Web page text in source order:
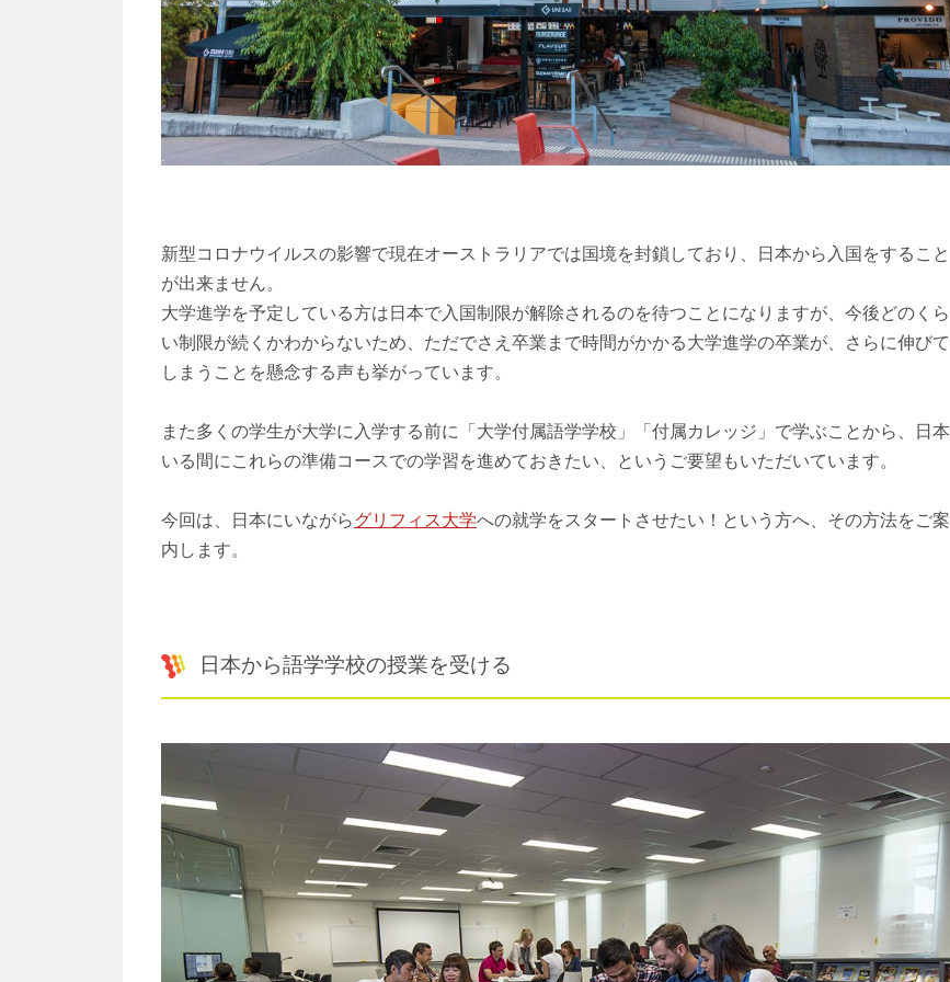
新型コロナウイルスの影響で現在オーストラリアでは国境を封鎖しており、日本から入国をすること
が出来ません。
大学進学を予定している方は日本で入国制限が解除されるのを待つことになりますが、今後どのくら
い制限が続くかわからないため、ただでさえ卒業まで時間がかかる大学進学の卒業が、さらに伸びて
しまうことを懸念する声も挙がっています。
また多くの学生が大学に入学する前に「大学付属語学学校」「付属カレッジ」で学ぶことから、日本
いる間にこれらの準備コースでの学習を進めておきたい、というご要望もいただいています。
今回は、日本にいながらグリフィス大学への就学をスタートさせたい！という方へ、その方法をご案
内します。
日本から語学学校の授業を受ける